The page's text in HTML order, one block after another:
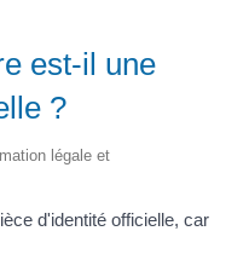
est-il une
?
légale et
d'identité officielle, car